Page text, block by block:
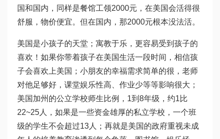
国和国内，同样是餐馆工领2000元，在美国会活得很
舒服，物价便宜。但在国内，那2000元根本没法活。
美国是小孩子的天堂；寓教于乐，更容易受到孩子的
喜欢！如果你带着孩子在美国生活一段时间，相信孩
子会喜欢上美国；小朋友的幸福需求简单的很，老师
对他足够好，课堂娱乐性高、作业少等等影响很大；
美国加州的公立学校师生比例，1到8年级，约1比
22~25人，如果是一些资金雄厚的私立学校，一个班
级的学生不会超过13人；再就是美国的政府重视未成